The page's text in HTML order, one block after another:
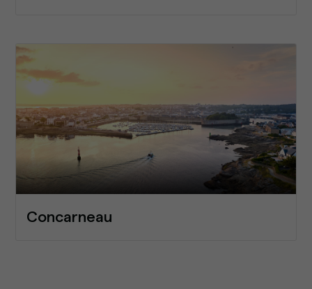
Concarneau